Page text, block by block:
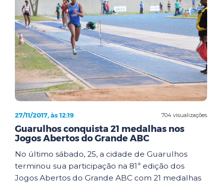
704 visualizações
27/11/2017, às 12:19
Guarulhos conquista 21 medalhas nos
Jogos Abertos do Grande ABC
No último sábado, 25, a cidade de Guarulhos
terminou sua participação na 81ª edição dos
Jogos Abertos do Grande ABC com 21 medalhas